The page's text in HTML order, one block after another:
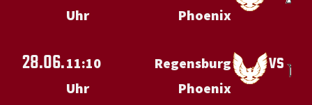
Uhr
Phoenix
28.06.11:10
Uhr
Regensburg
Phoenix
vs